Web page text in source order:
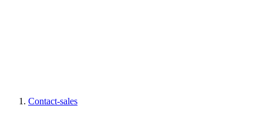
Contact-sales